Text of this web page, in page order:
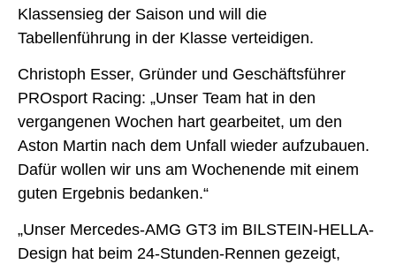
Klassensieg der Saison und will die
Tabellenführung in der Klasse verteidigen.
Christoph Esser, Gründer und Geschäftsführer
PROsport Racing: „Unser Team hat in den
vergangenen Wochen hart gearbeitet, um den
Aston Martin nach dem Unfall wieder aufzubauen.
Dafür wollen wir uns am Wochenende mit einem
guten Ergebnis bedanken.“
„Unser Mercedes-AMG GT3 im BILSTEIN-HELLA-
Design hat beim 24-Stunden-Rennen gezeigt,